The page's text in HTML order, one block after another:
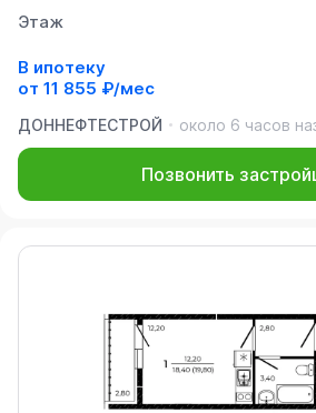
Этаж
В ипотеку
от 11 855 ₽/мес
ДОННЕФТЕСТРОЙ
около 6 часов
Позвонить